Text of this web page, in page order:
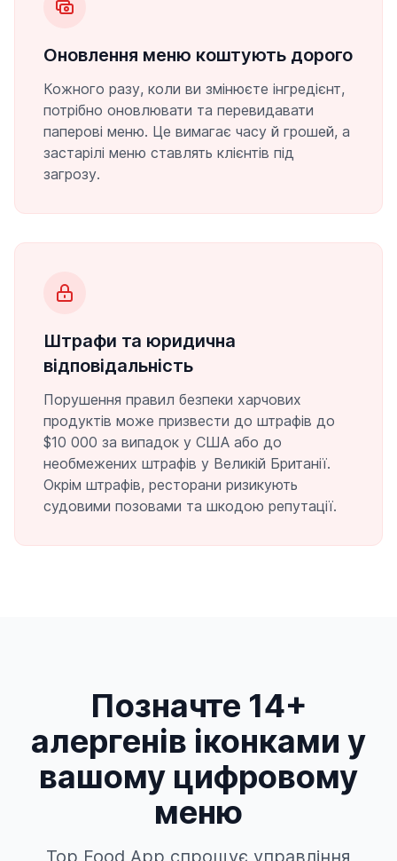
Оновлення меню коштують дорого
Кожного разу, коли ви змінюєте інгредієнт,
потрібно оновлювати та перевидавати
паперові меню. Це вимагає часу й грошей, а
застарілі меню ставлять клієнтів під
загрозу.
Штрафи та юридична
відповідальність
Порушення правил безпеки харчових
продуктів може призвести до штрафів до
$10 000 за випадок у США або до
необмежених штрафів у Великій Британії.
Окрім штрафів, ресторани ризикують
судовими позовами та шкодою репутації.
Позначте 14+
алергенів іконками у
вашому цифровому
меню
Top Food App спрощує управління